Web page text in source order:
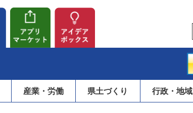
産業・労働 県土づくり 行政・地域